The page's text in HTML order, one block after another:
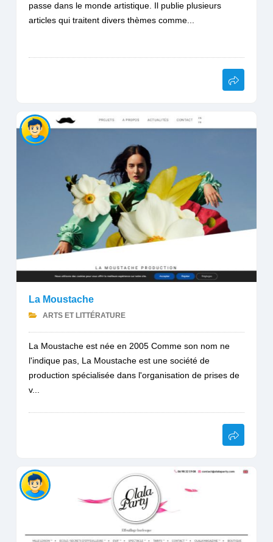
passe dans le monde artistique. Il publie plusieurs
articles qui traitent divers thèmes comme...
La Moustache
ARTS ET LITTÉRATURE
La Moustache est née en 2005 Comme son nom ne
l'indique pas, La Moustache est une société de
production spécialisée dans l'organisation de prises de
v...